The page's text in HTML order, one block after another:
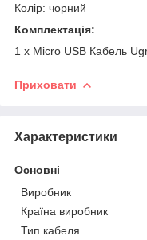
Колір: чорний
Комплектація:
1 х Micro USB Кабель
Приховати
Характеристики
Основні
Виробник
Країна виробник
Тип кабеля